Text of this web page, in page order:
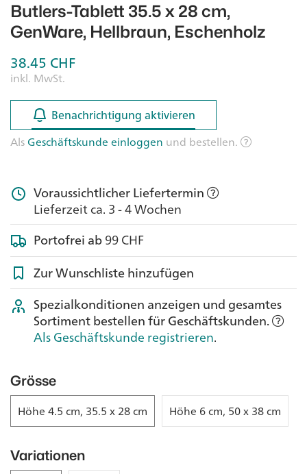
Butlers-Tablett 35.5 x 28 cm,
GenWare, Hellbraun, Eschenholz
38.45 CHF
inkl. MwSt.
Benachrichtigung aktivieren
Benachrichtigung aktivieren
AlsGeschäftskunde einloggen und bestellen.
Voraussichtlicher Liefertermin
Lieferzeit ca. 3 - 4 Wochen
Portofrei ab99 CHF
Zur Wunschliste hinzufügen
Spezialkonditionen anzeigen und gesamtes
Sortiment bestellen für Geschäftskunden.
Als Geschäftskunde registrieren.
Grösse
Höhe 4.5 cm, 35.5 x 28 cm Höhe 6 cm, 50 x 38 cm
Variationen